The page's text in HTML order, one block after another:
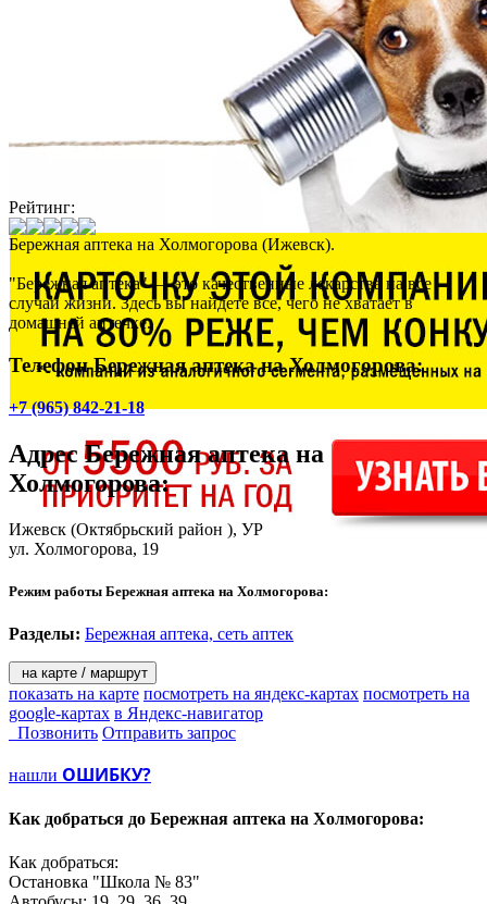
Рейтинг:
Бережная аптека на Холмогорова (Ижевск).
"Бережная аптека" — это качественные лекарства на все
случаи жизни. Здесь вы найдете все, чего не хватает в
домашней аптечке.
Телефон Бережная аптека на Холмогорова:
+7 (965) 842-21-18
Адрес Бережная аптека на
Холмогорова:
Ижевск (Октябрьский район ), УР
ул. Холмогорова, 19
Режим работы Бережная аптека на Холмогорова:
Разделы: Бережная аптека, сеть аптек
на карте / маршрут
показать на карте посмотреть на яндекс-картах посмотреть на
google-картах в Яндекс-навигатор
Позвонить Отправить запрос
нашли ОШИБКУ?
Как добраться до Бережная аптека на Холмогорова:
Как добраться:
Остановка "Школа № 83"